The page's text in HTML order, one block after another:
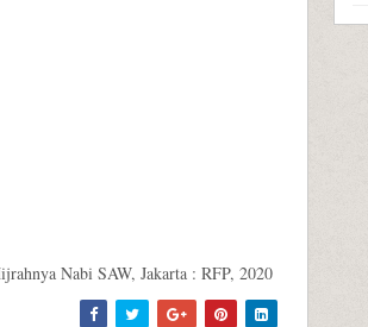
Nabi SAW, Jakarta : RFP, 2020